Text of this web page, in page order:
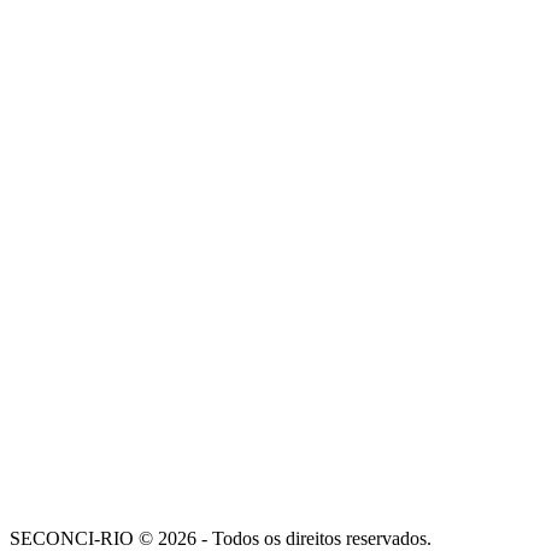
SECONCI-RIO © 2026 - Todos os direitos reservados.